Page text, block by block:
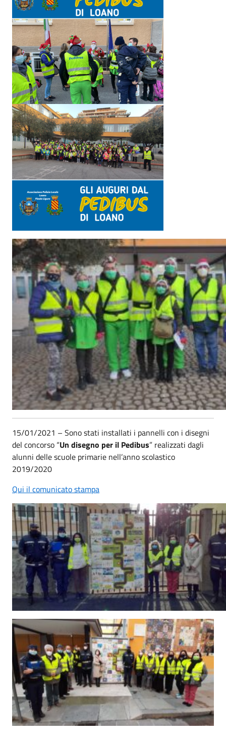
15/01/2021 – Sono stati installati i pannelli con i disegni
del concorso “Un disegno per il Pedibus” realizzati dagli
alunni delle scuole primarie nell’anno scolastico
2019/2020
Qui il comunicato stampa